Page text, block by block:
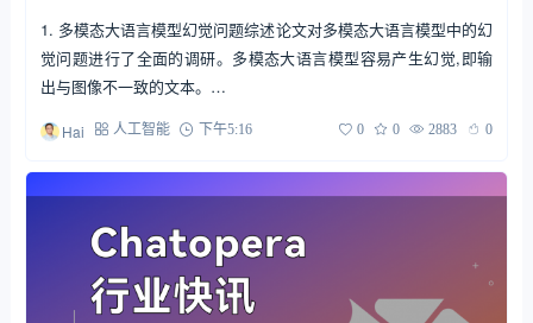
1. 多模态大语言模型幻觉问题综述论文对多模态大语言模型中的幻
觉问题进行了全面的调研。多模态大语言模型容易产生幻觉,即输
出与图像不一致的文本。…
Hai 人工智能 下午5:16 0 0 2883 0